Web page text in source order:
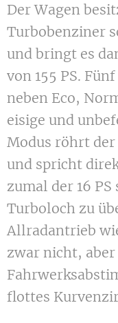
Der Wagen
Turbobenziner
und bringt es
von 155 PS.
neben Eco,
eisige und
Modus röhrt
und spricht
zumal der 16
Turboloch zu
Allradantrieb
zwar nicht,
flottes